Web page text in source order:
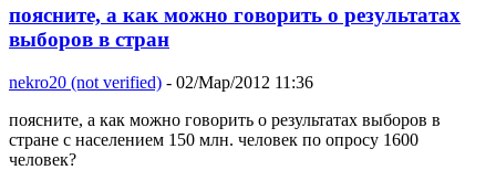
поясните, а как можно говорить о результатах
выборов в стран
nekro20 (not verified) - 02/Мар/2012 11:36
поясните, а как можно говорить о результатах выборов в
стране с населением 150 млн. человек по опросу 1600
человек?